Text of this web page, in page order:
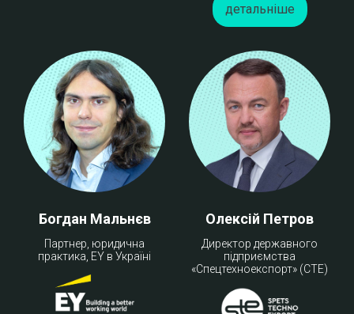
детальніше
Богдан Мальнєв
Партнер, юридична
практика, EY в Україні
Олексій Петров
Директор державного
підприємства
«Спецтехноекспорт» (СТЕ)